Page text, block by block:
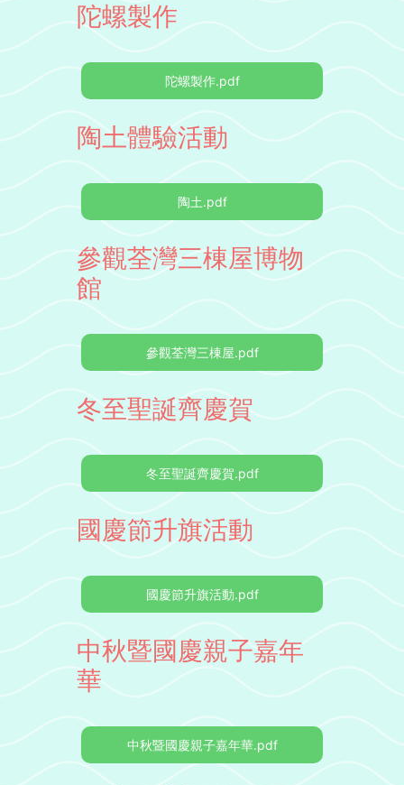
陀螺製作
陀螺製作.pdf
陶土體驗活動
陶土.pdf
參觀荃灣三棟屋博物
館
參觀荃灣三棟屋.pdf
冬至聖誕齊慶賀
冬至聖誕齊慶賀.pdf
國慶節升旗活動
國慶節升旗活動.pdf
中秋暨國慶親子嘉年
華
中秋暨國慶親子嘉年華.pdf